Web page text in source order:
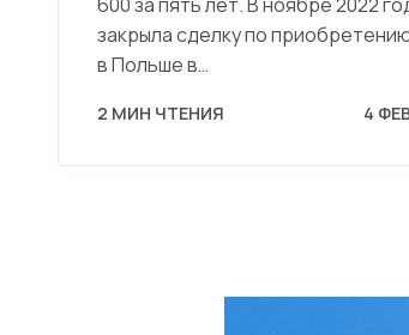
закрыла сделку по
в Польше в…
2 МИН ЧТЕНИЯ 4